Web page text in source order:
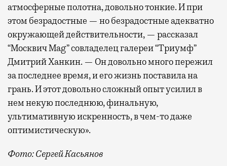
атмосферные полотна, довольно тонкие. И при
этом безрадостные — но безрадостные адекватно
окружающей действительности, — рассказал
“Москвич Mag” совладелец галереи “Триумф”
Дмитрий Ханкин. — Он довольно много пережил
за последнее время, и его жизнь поставила на
грань. И этот довольно сложный опыт усилил в
нем некую последнюю, финальную,
ультимативную искренность, в чем-то даже
оптимистическую».
Фото: Сергей Касьянов